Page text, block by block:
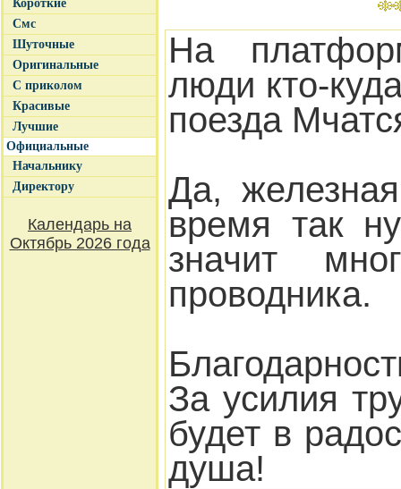
Короткие
Смс
Шуточные
Оригинальные
С приколом
Красивые
Лучшие
Официальные
Начальнику
Директору
Календарь на
Октябрь 2026 года
На
люди кто-
поезда
Да,
время так
значит
проводника.
За усилия
будет в
душа!